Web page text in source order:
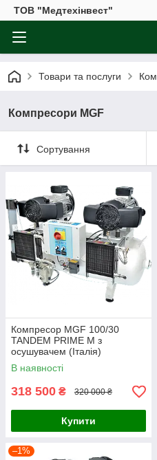
ТОВ "Медтехінвест"
Товари та послуги
Компресори MGF
Сортування
Компресор MGF 100/30
TANDEM PRIME M з
осушувачем (Італія)
В наявності
318 500 ₴ 320 000 ₴
Купити
–1%